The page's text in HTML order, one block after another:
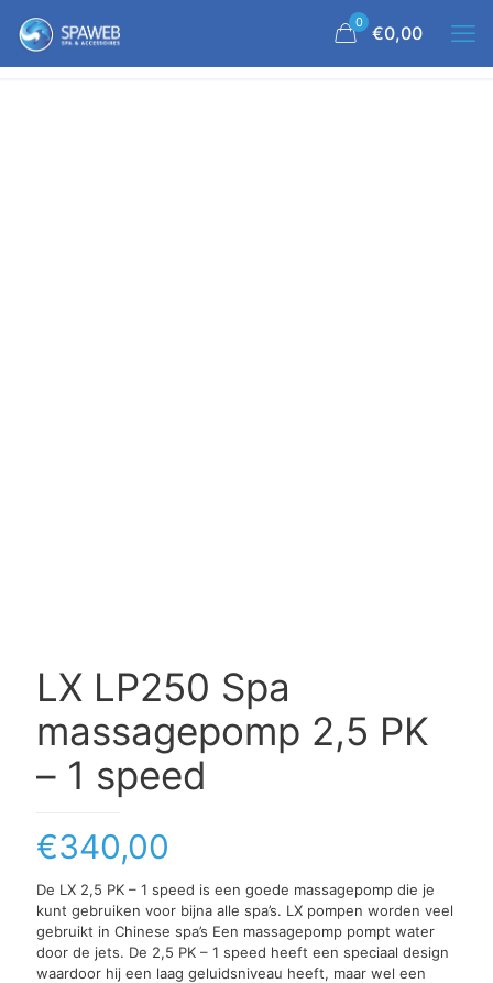
0 €0,00
LX LP250 Spa
massagepomp 2,5 PK
– 1 speed
€340,00
De LX 2,5 PK – 1 speed is een goede massagepomp die je
kunt gebruiken voor bijna alle spa’s. LX pompen worden veel
gebruikt in Chinese spa’s Een massagepomp pompt water
door de jets. De 2,5 PK – 1 speed heeft een speciaal design
waardoor hij een laag geluidsniveau heeft, maar wel een